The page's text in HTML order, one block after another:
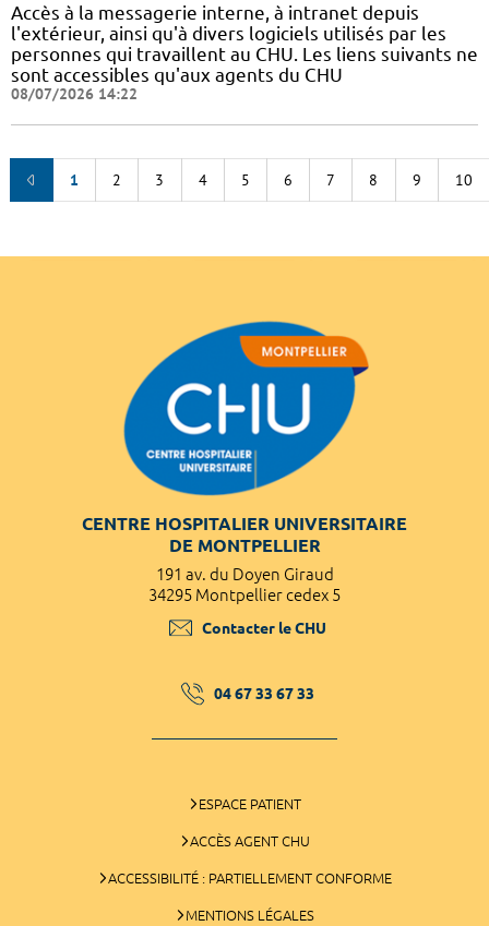
Accès à la messagerie interne, à intranet depuis
l'extérieur, ainsi qu'à divers logiciels utilisés par les
personnes qui travaillent au CHU. Les liens suivants ne
sont accessibles qu'aux agents du CHU
08/07/2026 14:22
1 2 3 4 5 6 7 8 9 10
CENTRE HOSPITALIER UNIVERSITAIRE
DE MONTPELLIER
191 av. du Doyen Giraud
34295 Montpellier cedex 5
Contacter le CHU
04 67 33 67 33
ESPACE PATIENT
ACCÈS AGENT CHU
ACCESSIBILITÉ : PARTIELLEMENT CONFORME
MENTIONS LÉGALES